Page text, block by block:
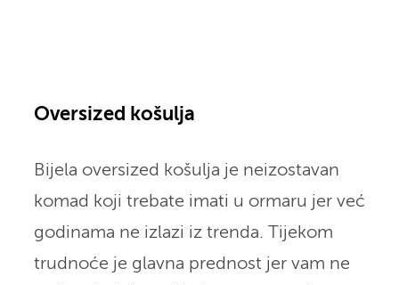
Oversized košulja
Bijela oversized košulja je neizostavan
komad koji trebate imati u ormaru jer već
godinama ne izlazi iz trenda. Tijekom
trudnoće je glavna prednost jer vam ne